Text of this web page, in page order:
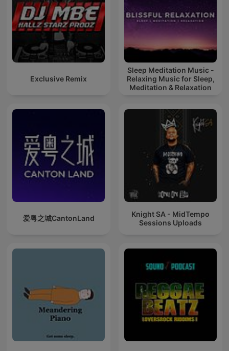
Exclusive Remix
Sleep Meditation Music -
Relaxing Music for Sleep,
Meditation & Relaxation
爱粤之城CantonLand
Knight SA - MidTempo
Sessions Uploads